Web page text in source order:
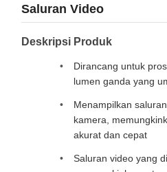
Saluran Video
Deskripsi Produk
Dirancang untuk
lumen ganda yang
Menampilkan
kamera,
akurat dan cepat
Saluran video yang